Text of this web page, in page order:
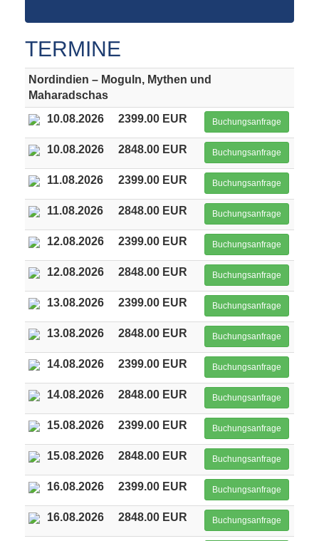
TERMINE
Nordindien – Moguln, Mythen und
Maharadschas
10.08.2026
2399.00 EUR Buchungsanfrage
10.08.2026 2848.00 EUR Buchungsanfrage
11.08.2026 2399.00 EUR Buchungsanfrage
11.08.2026 2848.00 EUR Buchungsanfrage
12.08.2026 2399.00 EUR Buchungsanfrage
12.08.2026 2848.00 EUR Buchungsanfrage
13.08.2026 2399.00 EUR Buchungsanfrage
13.08.2026 2848.00 EUR Buchungsanfrage
14.08.2026 2399.00 EUR Buchungsanfrage
14.08.2026 2848.00 EUR Buchungsanfrage
15.08.2026 2399.00 EUR Buchungsanfrage
15.08.2026 2848.00 EUR Buchungsanfrage
16.08.2026 2399.00 EUR Buchungsanfrage
16.08.2026 2848.00 EUR Buchungsanfrage